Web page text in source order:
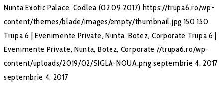
Nunta Exotic Palace, Codlea (02.09.2017) https://trupa6.ro/wp-
content/themes/blade/images/empty/thumbnail.jpg 150 150
Trupa 6 | Evenimente Private, Nunta, Botez, Corporate Trupa 6 |
Evenimente Private, Nunta, Botez, Corporate //trupa6.ro/wp-
content/uploads/2019/02/SIGLA-NOUA.png septembrie 4, 2017
septembrie 4, 2017